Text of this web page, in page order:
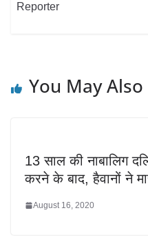
Reporter
You May Also
13 साल की नाबालिग
करने के बाद, हैवानों ने
August 16, 2020